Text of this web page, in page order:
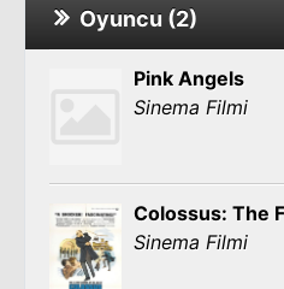
Oyuncu (2)
Pink Angels
Sinema Filmi
Colossus: The
Sinema Filmi